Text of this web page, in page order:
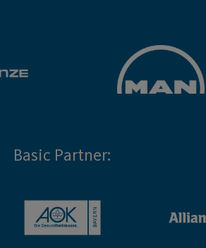
Basic Partner: